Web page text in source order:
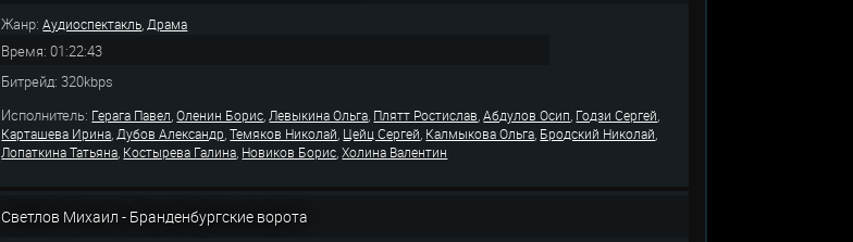
Жанр:Аудиоспектакль,Драма
Время: 01:22:43
Битрейд: 320kbps
Исполнитель: Герага Павел,Оленин Борис,Левыкина Ольга, Плятт Ростислав,Абдулов Осип, Годзи Сергей,
Карташева Ирина,Дубов Александр,Темяков Николай, Цейц Сергей, Калмыкова Ольга, Бродский Николай,
Лопаткина Татьяна, Костырева Галина, Новиков Борис,Холина Валентин
Светлов Михаил - Бранденбургские ворота